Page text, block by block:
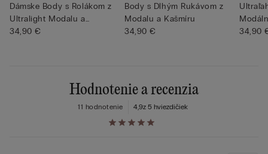
Dámske Body s Rolákom z
Ultralight Modalu a
Kašmír...
34,90 €
Body s Dlhým Rukávom z
Modalu a Kašmíru
34,90 €
34,90
Hodnotenie a recenzia
4,9z 5 hviezdičiek
11 hodnotenie